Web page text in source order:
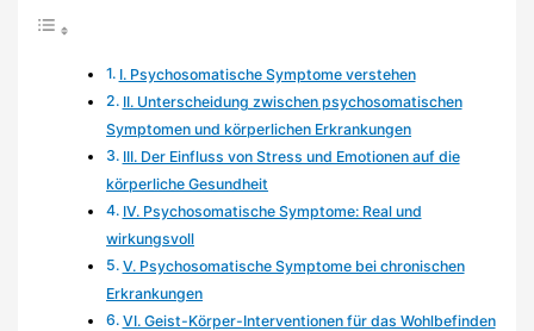
I. Psychosomatische Symptome verstehen
II. Unterscheidung zwischen psychosomatischen
Symptomen und körperlichen Erkrankungen
III. Der Einfluss von Stress und Emotionen auf die
körperliche Gesundheit
IV. Psychosomatische Symptome: Real und
wirkungsvoll
V. Psychosomatische Symptome bei chronischen
Erkrankungen
VI. Geist-Körper-Interventionen für das Wohlbefinden